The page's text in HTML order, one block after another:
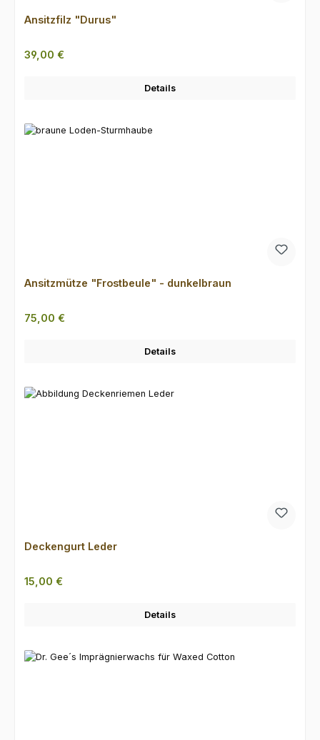
Ansitzfilz "Durus"
Regulärer Preis:
39,00 €
Details
Ansitzmütze "Frostbeule" - dunkelbraun
Regulärer Preis:
75,00 €
Details
Deckengurt Leder
Regulärer Preis:
15,00 €
Details